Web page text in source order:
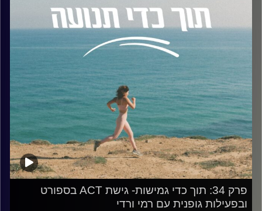
לאנשים עם הפרעות קשב וכתבה שני ספרים מובילים בתחום:
"מלקות לחירות" ו"מורה מבוכים".
במהלך הפרק נשוחח על:
• מהם הדברים הכי חשובים שכל אדם עם הפרעת קשב,
והסביבה הקרובה אליו, צריכים לדעת.
• איך הפרעת הקשב משפיעה על בניית הזהות המקצועית שלנו
בצמתי דרכים משמעותיים.
• ניפוץ מיתוסים נפוצים ושגויים בנושא הפרעות קשב.
• טיפים פרקטיים להתנהלות יומיומית נכונה לצד ההפרעה: איך
לייצר סביבה תומכת, התנהלות מול מנהלים, ארגון הלו"ז, סידור
הבית ועוד.
• ואולי הכי חשוב – מהם היתרונות והכוחות הייחודיים שמגיעים
עם הפרעת הקשב?
האזנה נעימה, מיקה!
פרק 34: תוך כדי גמישות- גישת ACT בספורט
ובפעילות גופנית עם רמי ורדי